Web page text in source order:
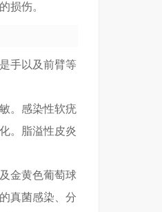
损伤。
手以及前臂等
。感染性软疣
。脂溢性皮炎
金黄色葡萄球
真菌感染、分